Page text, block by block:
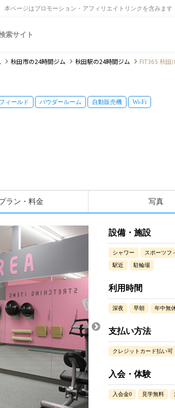
本ページはプロモーション・アフィリエイトリンクを含みます
索サイト
秋田市の24時間ジム 秋田駅の24時間ジム FIT365 秋田
ィールド パウダールーム 自動販売機 Wi-Fi
ラン・料金 写真
設備・施設
シャワー スポーツフ
駅近 駐輪場
利用時間
深夜 早朝 年中無
支払い方法
クレジットカード払い可
入会・体験
入会金0 見学無料